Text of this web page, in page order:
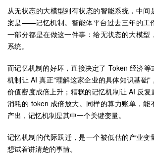
从无状态的大模型到有状态的智能系统，中间
案是——记忆机制。智能体平台过去三年的工
一部分都是在做这一件事：给无状态的大模型
系统。
而记忆机制的好坏，直接决定了 Token 经济等
机制让 AI 真正"理解这家企业的具体知识基础"
价值密度成倍上升；糟糕的记忆机制让 AI 反复
消耗的 token 成倍放大。同样的算力账单，能
产出，记忆机制是其中一个关键变量。
记忆机制的代际跃迁，是一个被低估的产业
想试着讲清楚的事情。